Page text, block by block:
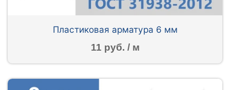
Пластиковая арматура 6 мм
11 руб. / м